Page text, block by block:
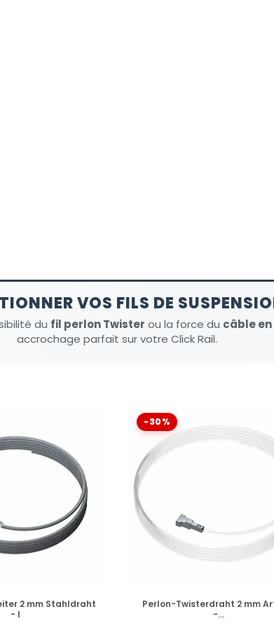
VOS FILS DE
du fil perlon Twister ou la force du câble
accrochage parfait sur votre Click Rail.
2 mm Stahldraht
- l
-30%
VERFÜGBAR
Perlon-Twisterdraht 2 mm
-...